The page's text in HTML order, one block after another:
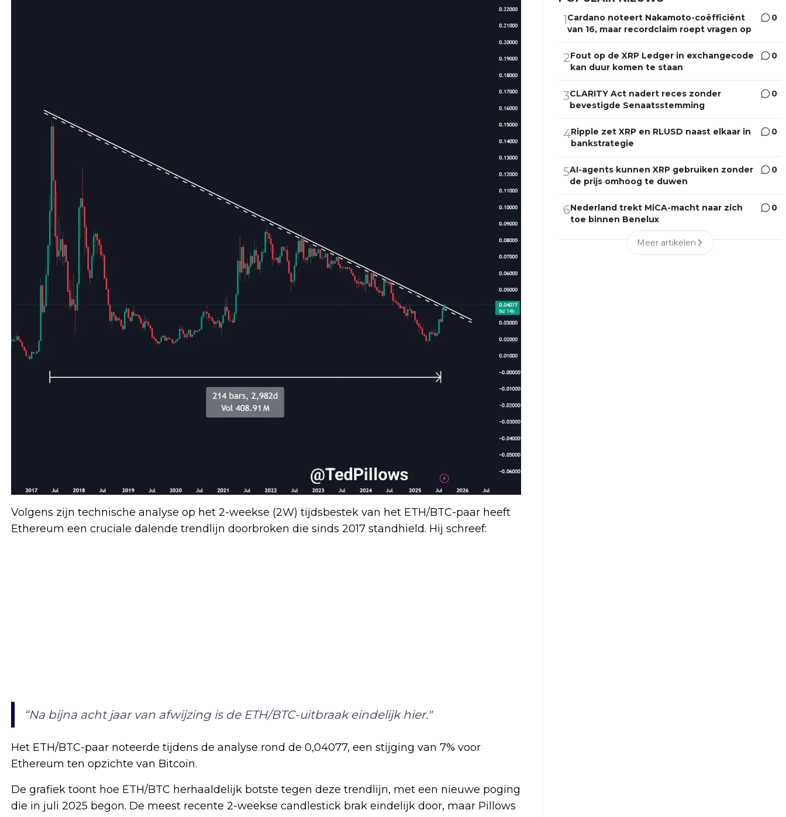
Volgens zijn technische analyse op het 2-weekse (2W) tijdsbestek van het ETH/BTC-paar heeft
Ethereum een cruciale dalende trendlijn doorbroken die sinds 2017 standhield. Hij schreef:
“Na bijna acht jaar van afwijzing is de ETH/BTC-uitbraak eindelijk hier."
Het ETH/BTC-paar noteerde tijdens de analyse rond de 0,04077, een stijging van 7% voor
Ethereum ten opzichte van Bitcoin.
De grafiek toont hoe ETH/BTC herhaaldelijk botste tegen deze trendlijn, met een nieuwe poging
die in juli 2025 begon. De meest recente 2-weekse candlestick brak eindelijk door, maar Pillows
1Cardano noteert Nakamoto-coëfficiënt
van 16, maar recordclaim roept vragen op
0
2Fout op de XRP Ledger in exchangecode
kan duur komen te staan
0
3CLARITY Act nadert reces zonder
bevestigde Senaatsstemming
0
4Ripple zet XRP en RLUSD naast elkaar in
bankstrategie
0
5AI-agents kunnen XRP gebruiken zonder
de prijs omhoog te duwen
0
6Nederland trekt MiCA-macht naar zich
toe binnen Benelux
0
Meer artikelen